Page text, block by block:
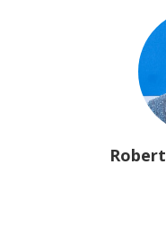
Robert